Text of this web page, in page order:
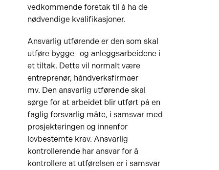
vedkommende foretak til å ha de
nødvendige kvalifikasjoner.
Ansvarlig utførende er den som skal
utføre bygge- og anleggsarbeidene i
et tiltak. Dette vil normalt være
entreprenør, håndverksfirmaer
mv. Den ansvarlig utførende skal
sørge for at arbeidet blir utført på en
faglig forsvarlig måte, i samsvar med
prosjekteringen og innenfor
lovbestemte krav. Ansvarlig
kontrollerende har ansvar for å
kontrollere at utførelsen er i samsvar